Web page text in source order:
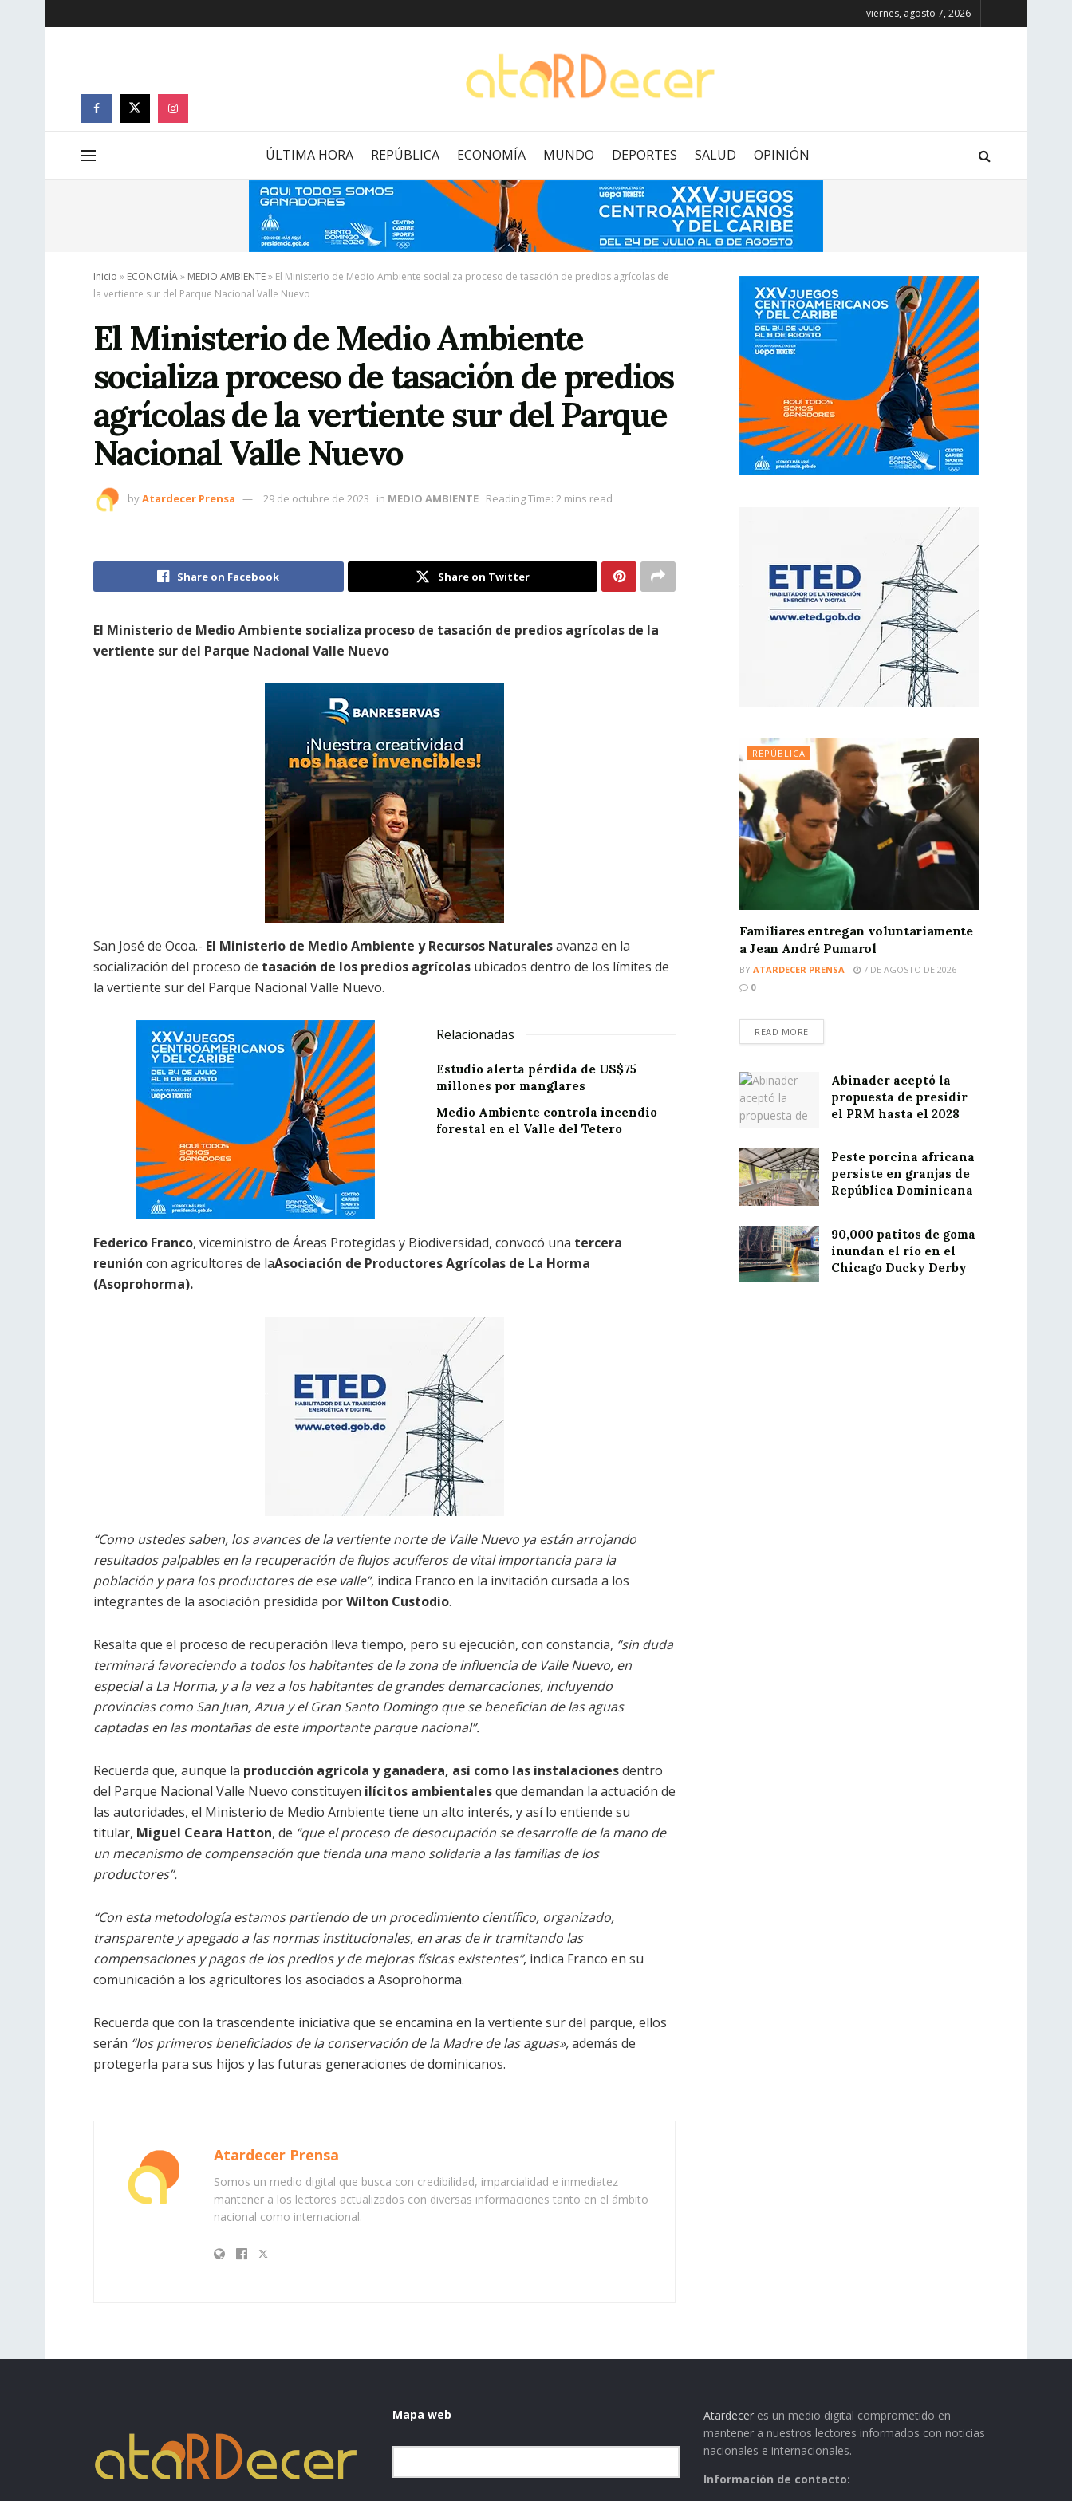
viernes, agosto 7, 2026
ÚLTIMA HORA REPÚBLICA ECONOMÍA MUNDO DEPORTES SALUD OPINIÓN
Inicio » ECONOMÍA» MEDIO AMBIENTE» El Ministerio de Medio Ambiente socializa proceso de tasación de predios agrícolas de
la vertiente sur del Parque Nacional Valle Nuevo
El Ministerio de Medio Ambiente
socializa proceso de tasación de predios
agrícolas de la vertiente sur del Parque
Nacional Valle Nuevo
byAtardecer Prensa 29 de octubre de 2023 in MEDIO AMBIENTE Reading Time: 2 mins read
Share on Facebook Share on Twitter
El Ministerio de Medio Ambiente socializa proceso de tasación de predios agrícolas de la
vertiente sur del Parque Nacional Valle Nuevo
San José de Ocoa.- El Ministerio de Medio Ambiente y Recursos Naturalesavanza en la
socialización del proceso de tasación de los predios agrícolas ubicados dentro de los límites de
la vertiente sur del Parque Nacional Valle Nuevo.
Relacionadas
Estudio alerta pérdida de US$75
millones por manglares
Medio Ambiente controla incendio
forestal en el Valle del Tetero
Federico Franco, viceministro de Áreas Protegidas y Biodiversidad, convocó una tercera
reunión con agricultores de laAsociación de Productores Agrícolas de La Horma
(Asoprohorma).
“Como ustedes saben, los avances de la vertiente norte de Valle Nuevo ya están arrojando
resultados palpables en la recuperación de flujos acuíferos de vital importancia para la
población y para los productores de ese valle”, indica Franco en la invitación cursada a los
integrantes de la asociación presidida porWilton Custodio.
Resalta que el proceso de recuperación lleva tiempo, pero su ejecución, con constancia, “sin duda
terminará favoreciendo a todos los habitantes de la zona de influencia de Valle Nuevo, en
especial a La Horma, y a la vez a los habitantes de grandes demarcaciones, incluyendo
provincias como San Juan, Azua y el Gran Santo Domingo que se benefician de las aguas
captadas en las montañas de este importante parque nacional”.
Recuerda que, aunque la producción agrícola y ganadera, así como las instalacionesdentro
del Parque Nacional Valle Nuevo constituyen ilícitos ambientalesque demandan la actuación de
las autoridades, el Ministerio de Medio Ambiente tiene un alto interés, y así lo entiende su
titular, Miguel Ceara Hatton, de “que el proceso de desocupación se desarrolle de la mano de
un mecanismo de compensación que tienda una mano solidaria a las familias de los
productores”.
“Con esta metodología estamos partiendo de un procedimiento científico, organizado,
transparente y apegado a las normas institucionales, en aras de ir tramitando las
compensaciones y pagos de los predios y de mejoras físicas existentes”, indica Franco en su
comunicación a los agricultores los asociados a Asoprohorma.
Recuerda que con la trascendente iniciativa que se encamina en la vertiente sur del parque, ellos
serán “los primeros beneficiados de la conservación de la Madre de las aguas»,además de
protegerla para sus hijos y las futuras generaciones de dominicanos.
Atardecer Prensa
Somos un medio digital que busca con credibilidad, imparcialidad e inmediatez
mantener a los lectores actualizados con diversas informaciones tanto en el ámbito
nacional como internacional.
REPÚBLICA
Familiares entregan voluntariamente
a Jean André Pumarol
BY ATARDECER PRENSA
7 DE AGOSTO DE 2026
0
READ MORE
Abinader aceptó la
propuesta de presidir
el PRM hasta el 2028
Peste porcina africana
persiste en granjas de
República Dominicana
90,000 patitos de goma
inundan el río en el
Chicago Ducky Derby
Mapa web Atardecer es un medio digital comprometido en
mantener a nuestros lectores informados con noticias
nacionales e internacionales.
Información de contacto: